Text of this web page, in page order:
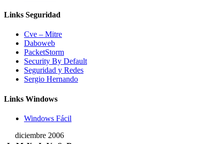
Links Seguridad
Cve – Mitre
Daboweb
PacketStorm
Security By Default
Seguridad y Redes
Sergio Hernando
Links Windows
Windows Fácil
diciembre 2006